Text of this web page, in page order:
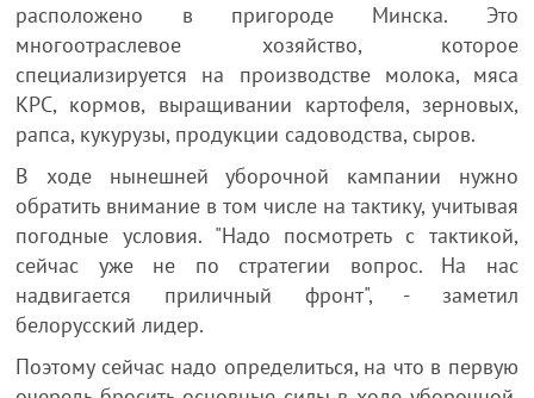
расположено в пригороде Минска. Это
многоотраслевое хозяйство, которое
специализируется на производстве молока, мяса
КРС, кормов, выращивании картофеля, зерновых,
рапса, кукурузы, продукции садоводства, сыров.
В ходе нынешней уборочной кампании нужно
обратить внимание в том числе на тактику, учитывая
погодные условия. "Надо посмотреть с тактикой,
сейчас уже не по стратегии вопрос. На нас
надвигается приличный фронт", - заметил
белорусский лидер.
Поэтому сейчас надо определиться, на что в первую